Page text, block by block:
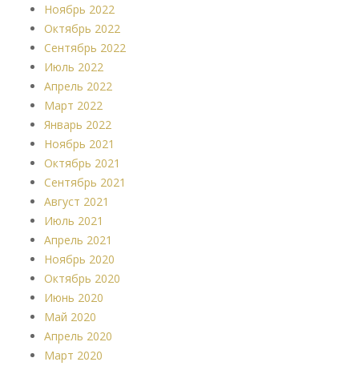
Ноябрь 2022
Октябрь 2022
Сентябрь 2022
Июль 2022
Апрель 2022
Март 2022
Январь 2022
Ноябрь 2021
Октябрь 2021
Сентябрь 2021
Август 2021
Июль 2021
Апрель 2021
Ноябрь 2020
Октябрь 2020
Июнь 2020
Май 2020
Апрель 2020
Март 2020